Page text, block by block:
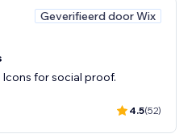
Geverifieerd door Wix
for social proof.
4.5(52)